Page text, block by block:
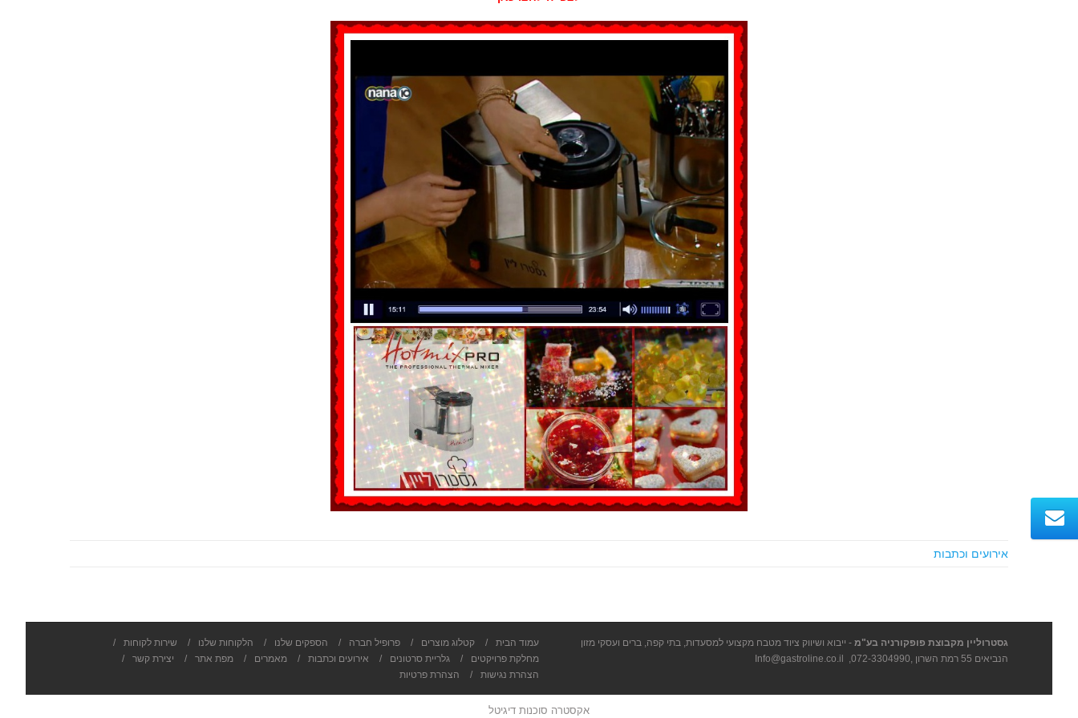
אירועים וכתבות
גסטרוליין מקבוצת פופקורניה בע"מ - ייבוא ושיווק ציוד מטבח מקצועי למסעדות, בתי קפה, ברים ועסקי מזון
הנביאים 55 רמת השרון ,
072-3304990
Info@gastroline.co.il
עמוד הבית / קטלוג מוצרים / פרופיל חברה / הספקים שלנו / הלקוחות שלנו / שירות לקוחות
/
מחלקת פרויקטים
/ גלריית סרטונים / אירועים וכתבות / מאמרים / מפת אתר / יצירת קשר
/
הצהרת נגישות
/ הצהרת פרטיות
אקסטרה סוכנות דיגיטל